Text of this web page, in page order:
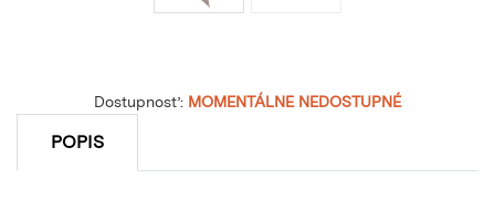
Dostupnosť: MOMENTÁLNE NEDOSTUPNÉ
POPIS